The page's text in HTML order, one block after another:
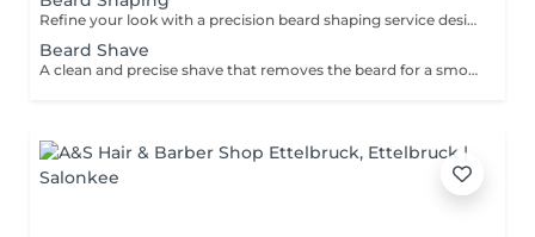
Refine your look with a precision beard shaping service designed to keep your beard clean, balanced, and well-defined. This service focuses on detailed trimming, shaping, and precise line work to enhance your natural facial structure and create a sharp, polished finish.
Beard Shave
A clean and precise shave that removes the beard for a smooth, refreshed finish. Your skin is left soft, clean, and perfectly groomed.